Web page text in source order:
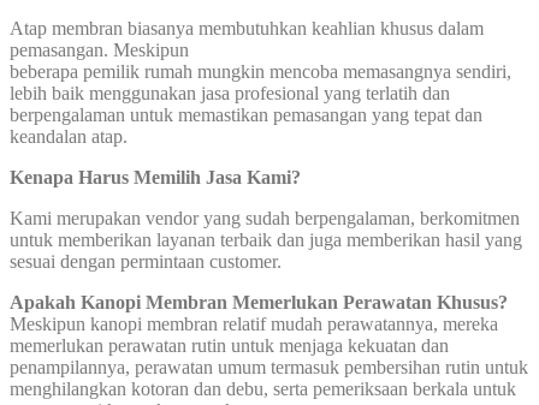
Atap membran biasanya membutuhkan keahlian khusus dalam
pemasangan. Meskipun
beberapa pemilik rumah mungkin mencoba memasangnya sendiri,
lebih baik menggunakan jasa profesional yang terlatih dan
berpengalaman untuk memastikan pemasangan yang tepat dan
keandalan atap.
Kenapa Harus Memilih Jasa Kami?
Kami merupakan vendor yang sudah berpengalaman, berkomitmen
untuk memberikan layanan terbaik dan juga memberikan hasil yang
sesuai dengan permintaan customer.
Apakah Kanopi Membran Memerlukan Perawatan Khusus?
Meskipun kanopi membran relatif mudah perawatannya, mereka
memerlukan perawatan rutin untuk menjaga kekuatan dan
penampilannya, perawatan umum termasuk pembersihan rutin untuk
menghilangkan kotoran dan debu, serta pemeriksaan berkala untuk